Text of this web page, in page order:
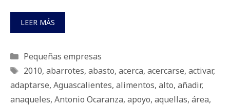
LEER MÁS
Categorías
Pequeñas empresas
Etiquetas
2010, abarrotes, abasto, acerca, acercarse, activar,
adaptarse, Aguascalientes, alimentos, alto, añadir,
anaqueles, Antonio Ocaranza, apoyo, aquellas, área,